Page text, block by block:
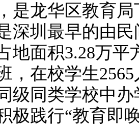
是龙华区教育
深圳最早的由
面积3.28万平
，在校学生
级同类学校中
践行“教育即唤